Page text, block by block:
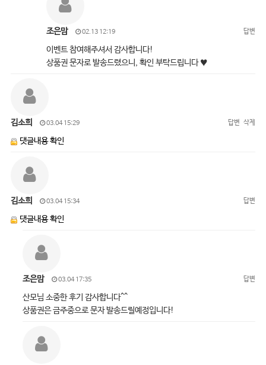
조은맘 02.13 12:19 답변
이벤트 참여해주셔서 감사합니다!
상품권 문자로 발송드렸으니, 확인 부탁드립니다 ♥
김소희 03.04 15:29 답변 삭제
댓글내용 확인
김소희 03.04 15:34 답변
댓글내용 확인
조은맘 03.04 17:35 답변
산모님 소중한 후기 감사합니다^^
상품권은 금주중으로 문자 발송드릴예정입니다!